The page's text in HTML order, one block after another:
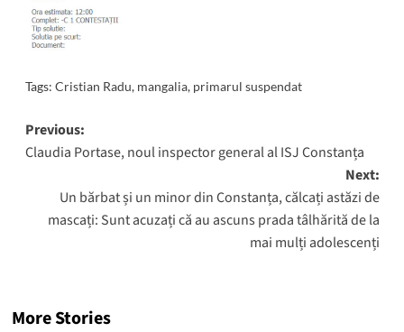
Tags: Cristian Radu, mangalia, primarul suspendat
Post
navigation
Previous:
Claudia Portase, noul inspector general al ISJ Constanța
Next:
Un bărbat și un minor din Constanța, călcați astăzi de
mascați: Sunt acuzați că au ascuns prada tâlhărită de la
mai mulți adolescenți
More Stories